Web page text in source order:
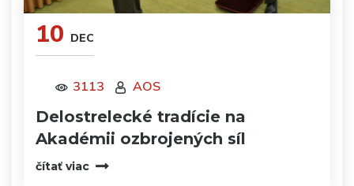
10 DEC
3113 AOS
Delostrelecké tradície na
Akadémii ozbrojených síl
čítať viac